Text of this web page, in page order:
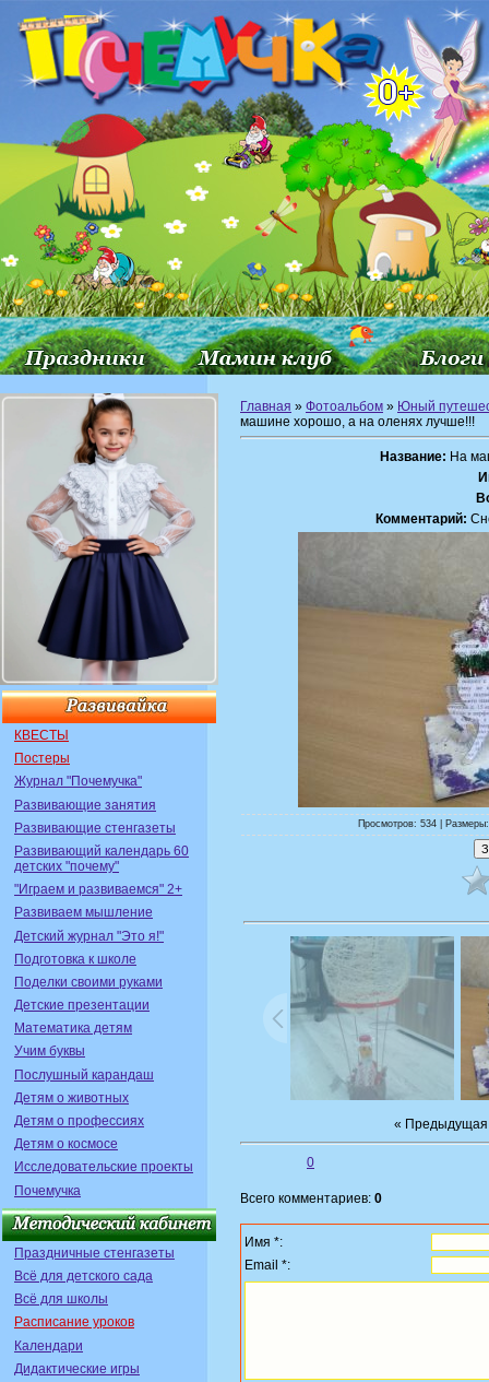
КВЕСТЫ
Постеры
Журнал "Почемучка"
Развивающие занятия
Развивающие стенгазеты
Развивающий календарь 60
детских "почему"
"Играем и развиваемся" 2+
Развиваем мышление
Детский журнал "Это я!"
Подготовка к школе
Поделки своими руками
Детские презентации
Математика детям
Учим буквы
Послушный карандаш
Детям о животных
Детям о профессиях
Детям о космосе
Исследовательские проекты
Почемучка
Праздничные стенгазеты
Всё для детского сада
Всё для школы
Расписание уроков
Календари
Дидактические игры
Главная » Фотоальбом » Юный
машине хорошо, а на оленях лучше!!!
Название: На
Комментарий:
Просмотров: 534 |
« Предыдущая
0
Всего комментариев: 0
Имя *:
Email *: